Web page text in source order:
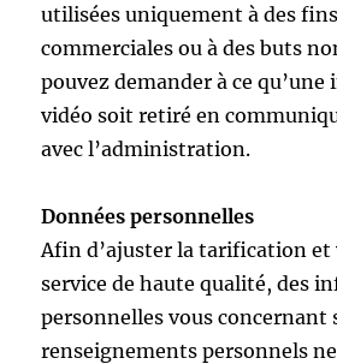
utilisées uniquement à des
commerciales ou à des buts
pouvez demander à ce qu’une
vidéo soit retiré en
avec l’administration.
Données personnelles
Afin d’ajuster la tarification
service de haute qualité, des
personnelles vous concernant
renseignements personnels